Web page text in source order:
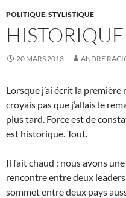
POLITIQUE,STYLISTIQUE
HISTORIQUE
20 MARS 2013 ANDRE
Lorsque j’ai écrit la
croyais pas que j’allais le
plus tard. Force est de
est historique. Tout.
Il fait chaud : nous avons
rencontre entre deux
sommet entre deux pays